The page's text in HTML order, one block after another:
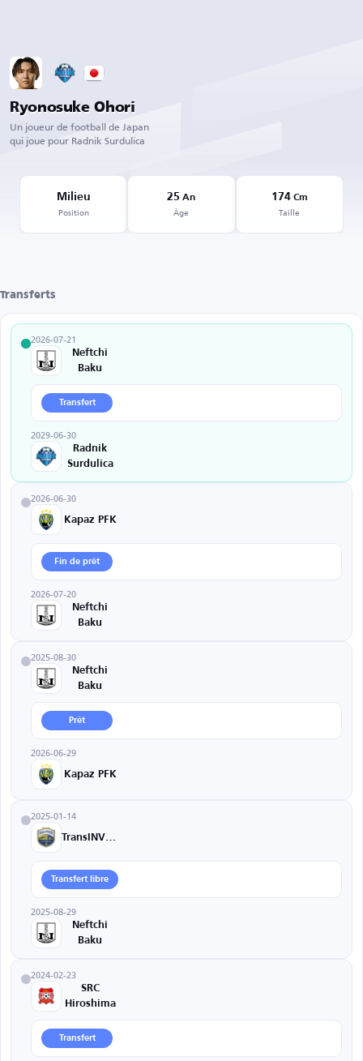
Ryonosuke Ohori
Un joueur de football de Japan
qui joue pour Radnik Surdulica
Milieu
Position
25 An
Âge
174Cm
Taille
Transferts
2026-07-21
Neftchi
Baku
Transfert
2029-06-30
Radnik
Surdulica
2026-06-30
Kapaz PFK
Fin de prêt
2026-07-20
Neftchi
Baku
2025-08-30
Neftchi
Baku
Prêt
2026-06-29
Kapaz PFK
2025-01-14
Transfert libre
2025-08-29
Neftchi
Baku
2024-02-23
SRC
Hiroshima
Transfert